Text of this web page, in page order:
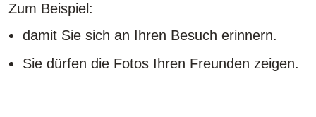
Zum Beispiel:
damit Sie sich an Ihren Besuch erinnern.
Sie dürfen die Fotos Ihren Freunden zeigen.